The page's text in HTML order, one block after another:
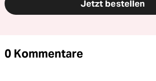
Jetzt bestellen
0 Kommentare